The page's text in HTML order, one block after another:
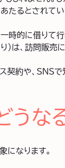
たるとされてい
時的に借りて
）は、訪問販売
契約や、SNS
うな
になります。